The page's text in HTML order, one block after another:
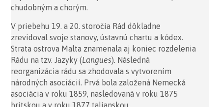
chudobným a chorým.
V priebehu 19. a 20. storočia Rád dôkladne
zrevidoval svoje stanovy, ústavnú chartu a kódex.
Strata ostrova Malta znamenala aj koniec rozdelenia
Rádu na tzv. Jazyky (Langues). Následná
reorganizácia rádu sa zhodovala s vytvorením
národných asociácií. Prvá bola založená Nemecká
asociácia v roku 1859, nasledovaná v roku 1875
britskou a v roku 1877 talianskou.